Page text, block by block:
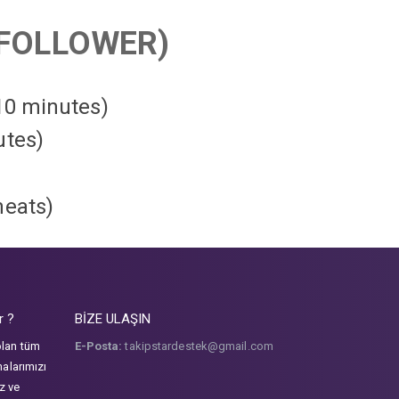
minutes)
)
?
tüm
ve
BİZE ULAŞIN
E-Posta: takipstardestek@gmail.com